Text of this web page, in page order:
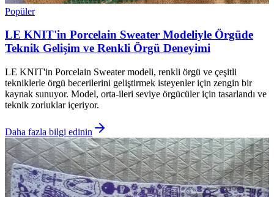
Popüler
LE KNIT'in Porcelain Sweater Modeliyle Örgüde
Teknik Gelişim ve Renkli Örgü Deneyimi
LE KNIT'in Porcelain Sweater modeli, renkli örgü ve çeşitli
tekniklerle örgü becerilerini geliştirmek isteyenler için zengin bir
kaynak sunuyor. Model, orta-ileri seviye örgücüler için tasarlandı ve
teknik zorluklar içeriyor.
Daha fazla bilgi edinin